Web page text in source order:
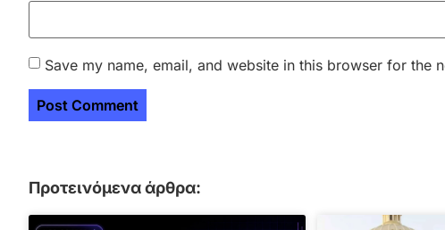
Save my name, email, and website in this browser for the
Προτεινόμενα άρθρα: